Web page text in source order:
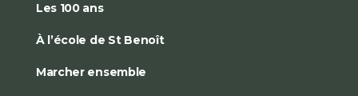
Les 100 ans
À l’école de St Benoît
Marcher ensemble